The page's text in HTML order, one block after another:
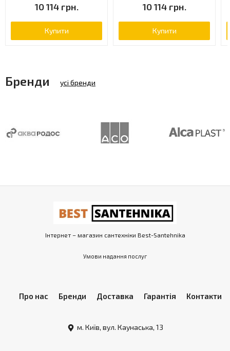
10 114 грн.
Купити
10 114 грн.
Купити
Бренди усі бренди
Інтернет – магазин сантехніки Best-Santehnika
Умови надання послуг
Про нас Бренди Доставка Гарантія Контакти
м. Київ, вул. Каунаська, 13